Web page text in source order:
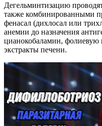
Дегельминтизацию
также комбинированными
фенасал (дихлосал или
анемии до назначения
цианокобаламин, фолиевую
экстракты печени.